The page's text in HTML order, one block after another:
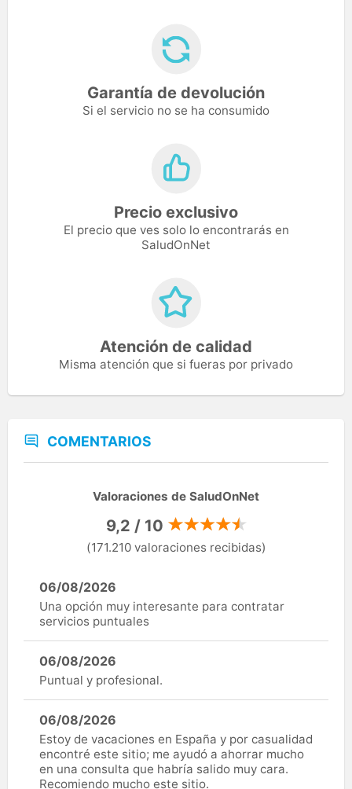
Garantía de devolución
Si el servicio no se ha consumido
Precio exclusivo
El precio que ves solo lo encontrarás en
SaludOnNet
Atención de calidad
Misma atención que si fueras por privado
COMENTARIOS
Valoraciones de SaludOnNet
9,2 / 10
(171.210 valoraciones recibidas)
06/08/2026
Una opción muy interesante para contratar
servicios puntuales
06/08/2026
Puntual y profesional.
06/08/2026
Estoy de vacaciones en España y por casualidad
encontré este sitio; me ayudó a ahorrar mucho
en una consulta que habría salido muy cara.
Recomiendo mucho este sitio.